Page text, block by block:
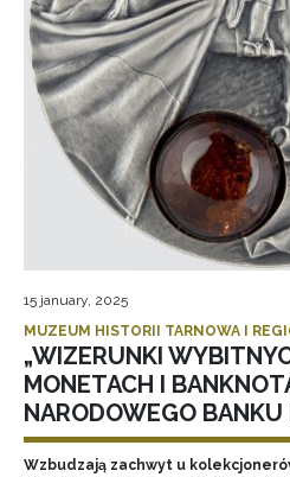
15 january, 2025
MUZEUM HISTORII TARNOWA I
„WIZERUNKI
MONETACH I
NARODOWEGO BANKU
Wzbudzają zachwyt u